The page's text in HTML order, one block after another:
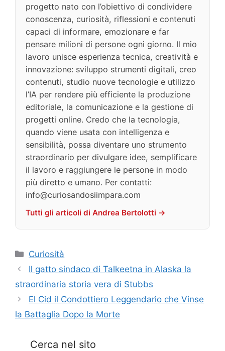
progetto nato con l’obiettivo di condividere
conoscenza, curiosità, riflessioni e contenuti
capaci di informare, emozionare e far
pensare milioni di persone ogni giorno. Il mio
lavoro unisce esperienza tecnica, creatività e
innovazione: sviluppo strumenti digitali, creo
contenuti, studio nuove tecnologie e utilizzo
l’IA per rendere più efficiente la produzione
editoriale, la comunicazione e la gestione di
progetti online. Credo che la tecnologia,
quando viene usata con intelligenza e
sensibilità, possa diventare uno strumento
straordinario per divulgare idee, semplificare
il lavoro e raggiungere le persone in modo
più diretto e umano. Per contatti:
info@curiosandosiimpara.com
Tutti gli articoli di Andrea Bertolotti →
Categorie
Curiosità
Il gatto sindaco di Talkeetna in Alaska la
straordinaria storia vera di Stubbs
El Cid il Condottiero Leggendario che Vinse
la Battaglia Dopo la Morte
Cerca nel sito